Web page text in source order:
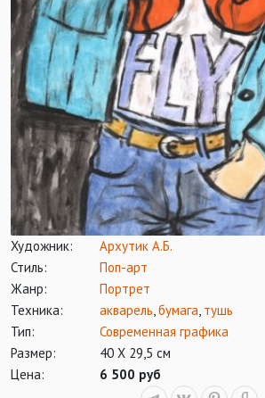
Художник:
Архутик А.Б.
Стиль:
Поп-арт
Жанр:
Портрет
Техника:
акварель бумага тушь
Тип:
Современная графика
Размер:
40 Х 29,5 см
Цена:
6 500 руб